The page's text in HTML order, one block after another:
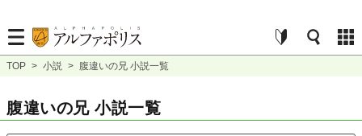
TOP > 小説 > 腹違いの兄 小説一覧
腹違いの兄 小説一覧